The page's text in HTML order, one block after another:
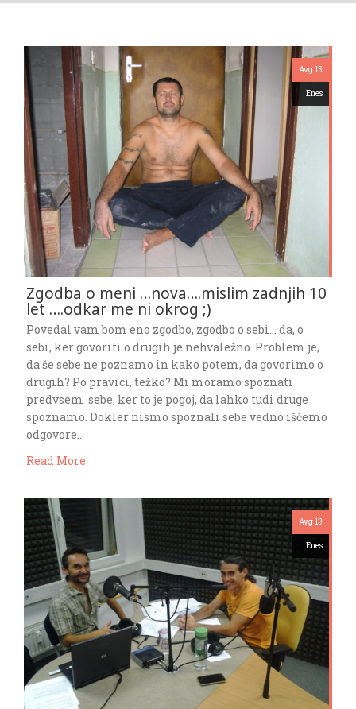
Avg 13
Enes
Zgodba o meni …nova….mislim zadnjih 10
let ….odkar me ni okrog ;)
Povedal vam bom eno zgodbo, zgodbo o sebi… da, o
sebi, ker govoriti o drugih je nehvaležno. Problem je,
da še sebe ne poznamo in kako potem, da govorimo o
drugih? Po pravici, težko? Mi moramo spoznati
predvsem sebe, ker to je pogoj, da lahko tudi druge
spoznamo. Dokler nismo spoznali sebe vedno iščemo
odgovore…
Read More
Avg 13
Enes